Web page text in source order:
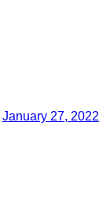
January 27, 2022